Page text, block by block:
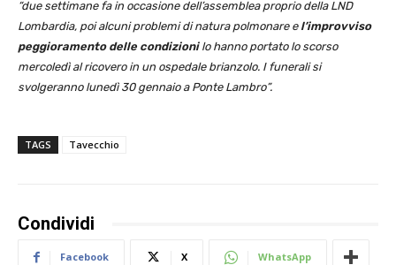
“due settimane fa in occasione dell’assemblea proprio della LND
Lombardia, poi alcuni problemi di natura polmonare el’improvviso
peggioramento delle condizionilo hanno portato lo scorso
mercoledì al ricovero in un ospedale brianzolo. I funerali si
svolgeranno lunedì 30 gennaio a Ponte Lambro”.
TAGS Tavecchio
Condividi
Facebook X WhatsApp